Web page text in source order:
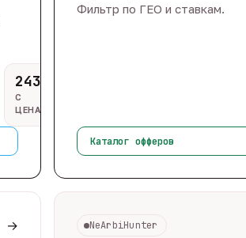
243
С
ЦЕНАМИ
Фильтр по ГЕО и ставкам.
Каталог офферов
→ NeArbiHunter